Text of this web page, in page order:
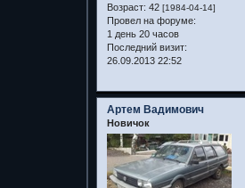
Возраст: 42 [1984-04-14]
Провел на форуме:
1 день 20 часов
Последний визит:
26.09.2013 22:52
Артем Вадимович
Новичок